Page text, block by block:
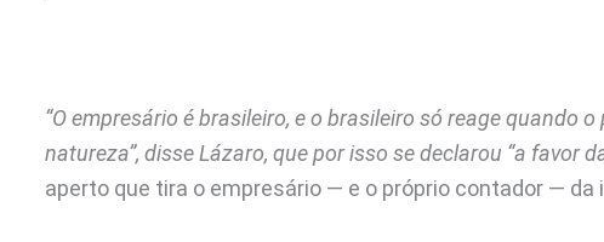
“O empresário é brasileiro, e o brasileiro só reage quando
natureza”, disse Lázaro, que por isso se declarou “a favor
aperto que tira o empresário — e o próprio contador — da